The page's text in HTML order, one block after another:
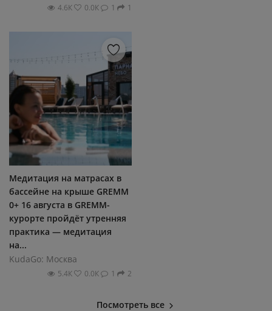
4.6К 0.0К 1 1
Медитация на матрасах в
бассейне на крыше GREMM
0+ 16 августа в GREMM-
курорте пройдёт утренняя
практика — медитация
на...
KudaGo: Москва
5.4К 0.0К 1 2
Посмотреть все